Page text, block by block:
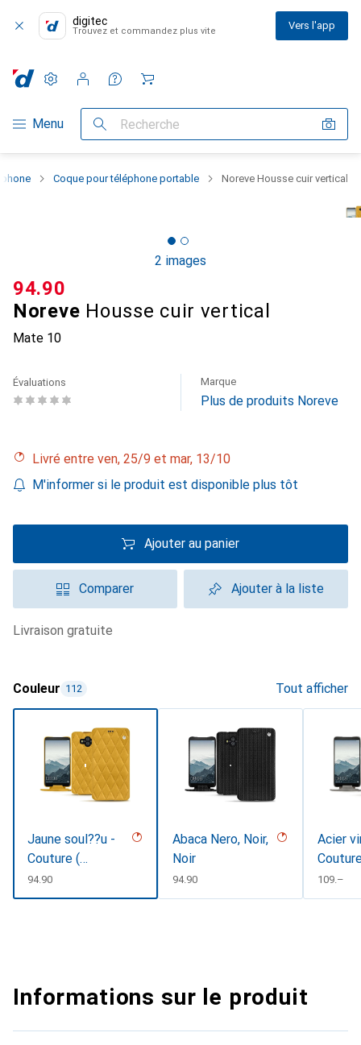
digitec
Trouvez et commandez plus vite Vers l'app
Navigation par catégorie
Menu Recherche
Paramètres
Compte client
Listes de comparaison
Listes d'envies
Panier
Coque pour téléphone portable Noreve Housse cuir vertical
2 images
Noreve Housse cuir vertical
Mate 10
CHF
94.90
Évaluations Marque
Plus de produits Noreve
Livré entre ven, 25/9 et mar, 13/10
M'informer si le produit est disponible plus tôt
Ajouter au panier
Comparer Ajouter à la liste
livraison gratuite
Couleur 112 Tout afficher
Jaune soul??u -
Couture (
Pantone
#F3B934 )
CHF
94.90
Abaca Nero, Noir,
Noir
CHF
94.90
Acier
CHF
109.–
Informations sur le produit